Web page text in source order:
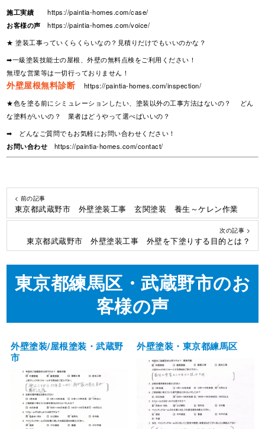
施工実績
https://paintia-homes.com/case/
お客様の声
https://paintia-homes.com/voice/
★ 塗装工事っていくらくらいなの？見積りだけでもいいのかな？
➡一級塗装技能士の屋根、外壁の無料点検をご利用ください！
無理な営業等は一切行っておりません！
外壁屋根無料診断
https://paintia-homes.com/inspection/
★色を塗る前にシミュレーションしたい、塗装以外の工事方法はないの？ どん
な塗料がいいの？ 業者はどうやって選べばいいの？
➡ どんなご質問でもお気軽にお問い合わせください！
お問い合わせ
https://paintia-homes.com/contact/
< 前の記事
東京都武蔵野市 外壁塗装工事 玄関塗装 養生～ケレン作業
次の記事 >
東京都武蔵野市 外壁塗装工事 外壁を下塗りする目的とは？
東京都練馬区・武蔵野市のお
客様の声
外壁塗装/屋根塗装・武蔵野
市
外壁塗装・東京都練馬区